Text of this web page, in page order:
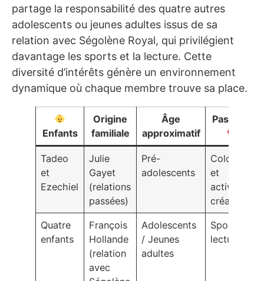
partage la responsabilité des quatre autres
adolescents ou jeunes adultes issus de sa
relation avec Ségolène Royal, qui privilégient
davantage les sports et la lecture. Cette
diversité d’intérêts génère un environnement
dynamique où chaque membre trouve sa place.
Enfants
Origine
familiale
Âge
approximatif
Passions
Tadeo
et
Ezechiel
Julie
Gayet
(relations
passées)
Pré-
adolescents
Coloriage
et
activités
créatives
Quatre
enfants
François
Hollande
(relation
avec
Adolescents
/ Jeunes
adultes
Sports et
lecture